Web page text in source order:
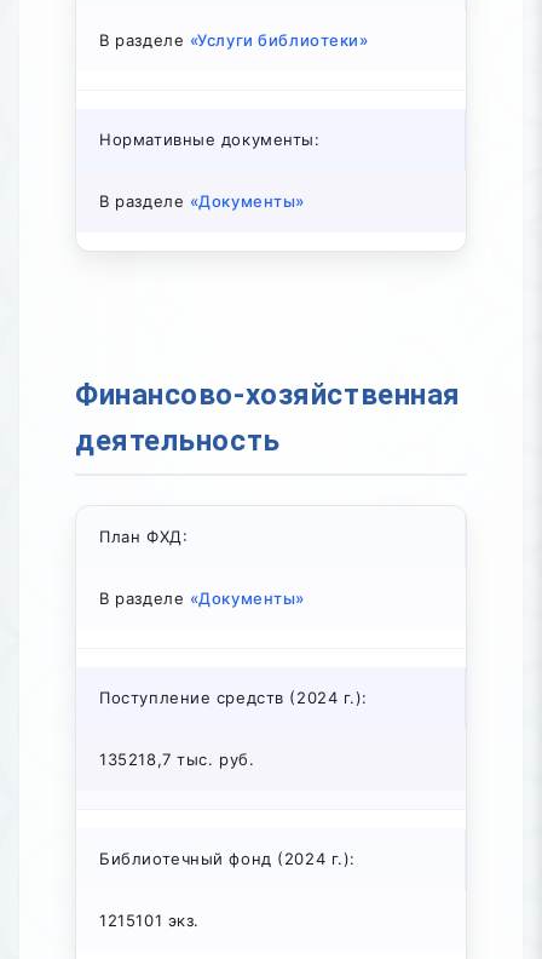
В разделе «Услуги библиотеки»
Нормативные документы:
В разделе «Документы»
Финансово-хозяйственная
деятельность
План ФХД:
В разделе «Документы»
Поступление средств (2024 г.):
135218,7 тыс. руб.
Библиотечный фонд (2024 г.):
1215101 экз.